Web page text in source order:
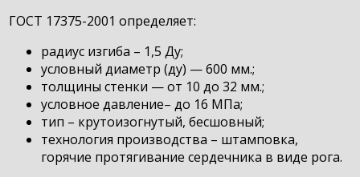
ГОСТ 17375-2001 определяет:
радиус изгиба – 1,5 Ду;
условный диаметр (ду) — 600 мм.;
толщины стенки — от 10 до 32 мм.;
условное давление– до 16 МПа;
тип – крутоизогнутый, бесшовный;
технология производства – штамповка,
горячие протягивание сердечника в виде рога.